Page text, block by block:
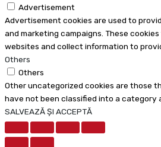
Advertisement
Advertisement cookies are used to
and marketing campaigns. These
websites and collect information to
Others
Others
Other uncategorized cookies are those
have not been classified into a category
SALVEAZĂ ȘI ACCEPTĂ